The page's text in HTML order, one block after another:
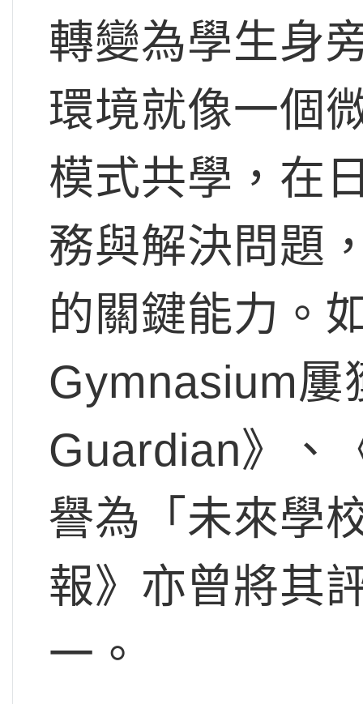
轉變為學生身
環境就像一個
模式共學，在
務與解決問題
的關鍵能力。
Gymnasium屢
Guardian》、
譽為「未來學
報》亦曾將其
一。